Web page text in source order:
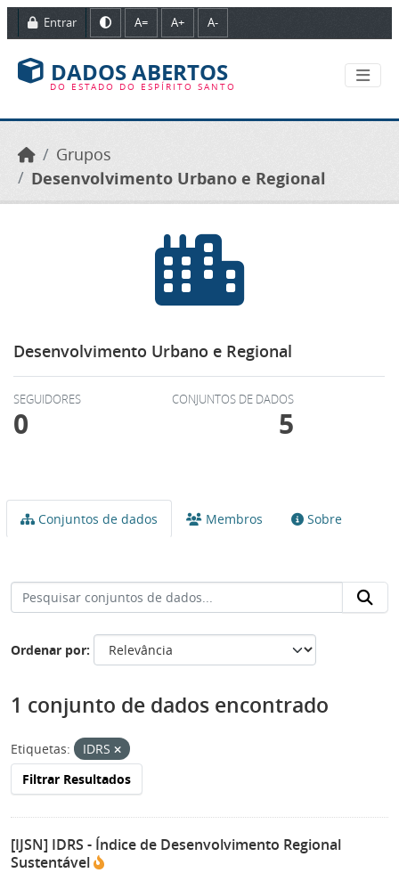
Ir para o conteúdo principal
Entrar A= A+ A-
DADOS ABERTOS
DO ESTADO DO ESPÍRITO SANTO
Grupos
Desenvolvimento Urbano e Regional
Desenvolvimento Urbano e Regional
SEGUIDORES
0
CONJUNTOS DE DADOS
5
Conjuntos de dados Membros Sobre
Ordenar por
1 conjunto de dados encontrado
Etiquetas:
IDRS
Filtrar Resultados
[IJSN] IDRS - Índice de Desenvolvimento Regional
Sustentável